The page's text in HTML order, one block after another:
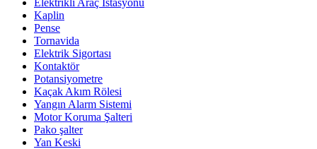
Kaplin
Pense
Tornavida
Elektrik Sigortası
Kontaktör
Potansiyometre
Kaçak Akım Rölesi
Yangın Alarm Sistemi
Motor Koruma Şalteri
Pako şalter
Yan Keski